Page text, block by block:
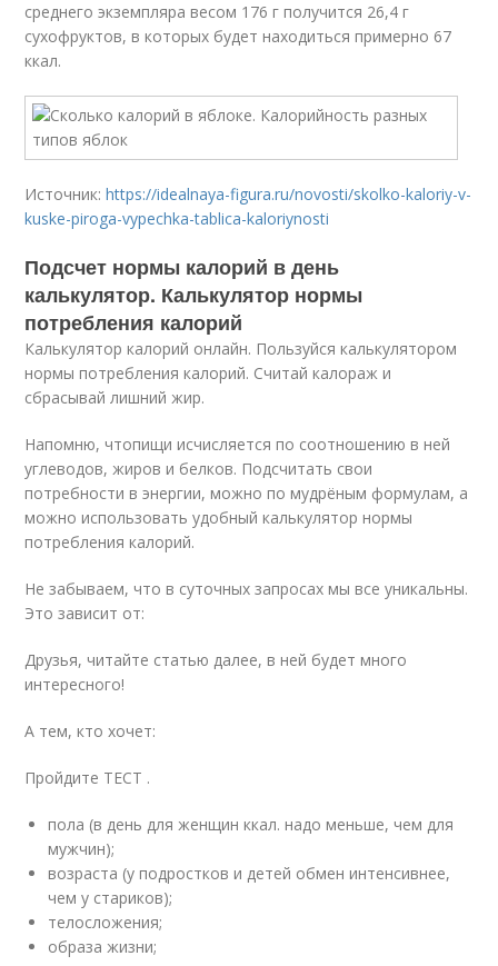
среднего экземпляра весом 176 г получится 26,4 г
сухофруктов, в которых будет находиться примерно 67
ккал.
Источник:https://idealnaya-figura.ru/novosti/skolko-kaloriy-v-
kuske-piroga-vypechka-tablica-kaloriynosti
Подсчет нормы калорий в день
калькулятор. Калькулятор нормы
потребления калорий
Калькулятор калорий онлайн. Пользуйся калькулятором
нормы потребления калорий. Считай калораж и
сбрасывай лишний жир.
Напомню, чтопищи исчисляется по соотношению в ней
углеводов, жиров и белков. Подсчитать свои
потребности в энергии, можно по мудрёным формулам, а
можно использовать удобный калькулятор нормы
потребления калорий.
Не забываем, что в суточных запросах мы все уникальны.
Это зависит от:
Друзья, читайте статью далее, в ней будет много
интересного!
А тем, кто хочет:
Пройдите ТЕСТ .
пола (в день для женщин ккал. надо меньше, чем для
мужчин);
возраста (у подростков и детей обмен интенсивнее,
чем у стариков);
телосложения;
образа жизни;